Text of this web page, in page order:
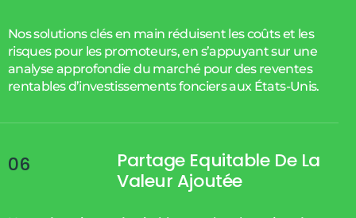
Nos solutions clés en main réduisent les coûts et les
risques pour les promoteurs, en s’appuyant sur une
analyse approfondie du marché pour des reventes
rentables d’investissements fonciers aux États-Unis.
06
Partage Equitable De La
Valeur Ajoutée